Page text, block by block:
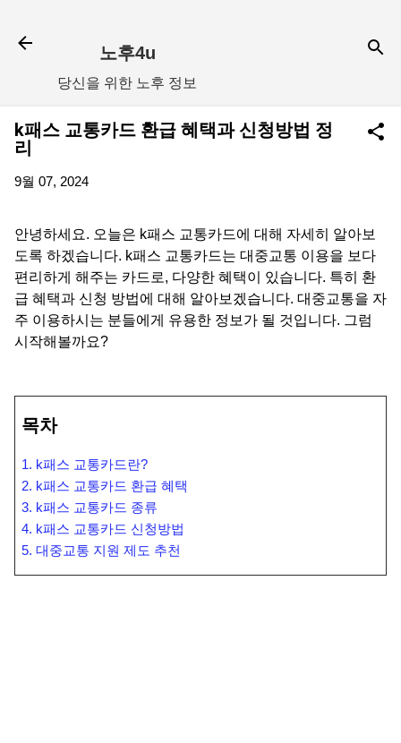
노후4u
당신을 위한 노후 정보
k패스 교통카드 환급 혜택과 신청방법 정
리
9월 07, 2024
안녕하세요. 오늘은 k패스 교통카드에 대해 자세히 알아보
도록 하겠습니다. k패스 교통카드는 대중교통 이용을 보다
편리하게 해주는 카드로, 다양한 혜택이 있습니다. 특히 환
급 혜택과 신청 방법에 대해 알아보겠습니다. 대중교통을 자
주 이용하시는 분들에게 유용한 정보가 될 것입니다. 그럼
시작해볼까요?
목차
1. k패스 교통카드란?
2. k패스 교통카드 환급 혜택
3. k패스 교통카드 종류
4. k패스 교통카드 신청방법
5. 대중교통 지원 제도 추천